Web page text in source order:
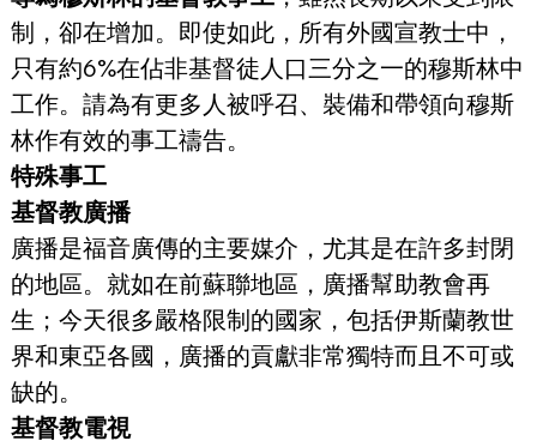
制，卻在增加。即使如此，所有外國宣教士中，
只有約6%在佔非基督徒人口三分之一的穆斯林中
工作。請為有更多人被呼召、裝備和帶領向穆斯
林作有效的事工禱告。
特殊事工
基督教廣播
廣播是福音廣傳的主要媒介，尤其是在許多封閉
的地區。就如在前蘇聯地區，廣播幫助教會再
生；今天很多嚴格限制的國家，包括伊斯蘭教世
界和東亞各國，廣播的貢獻非常獨特而且不可或
缺的。
基督教電視